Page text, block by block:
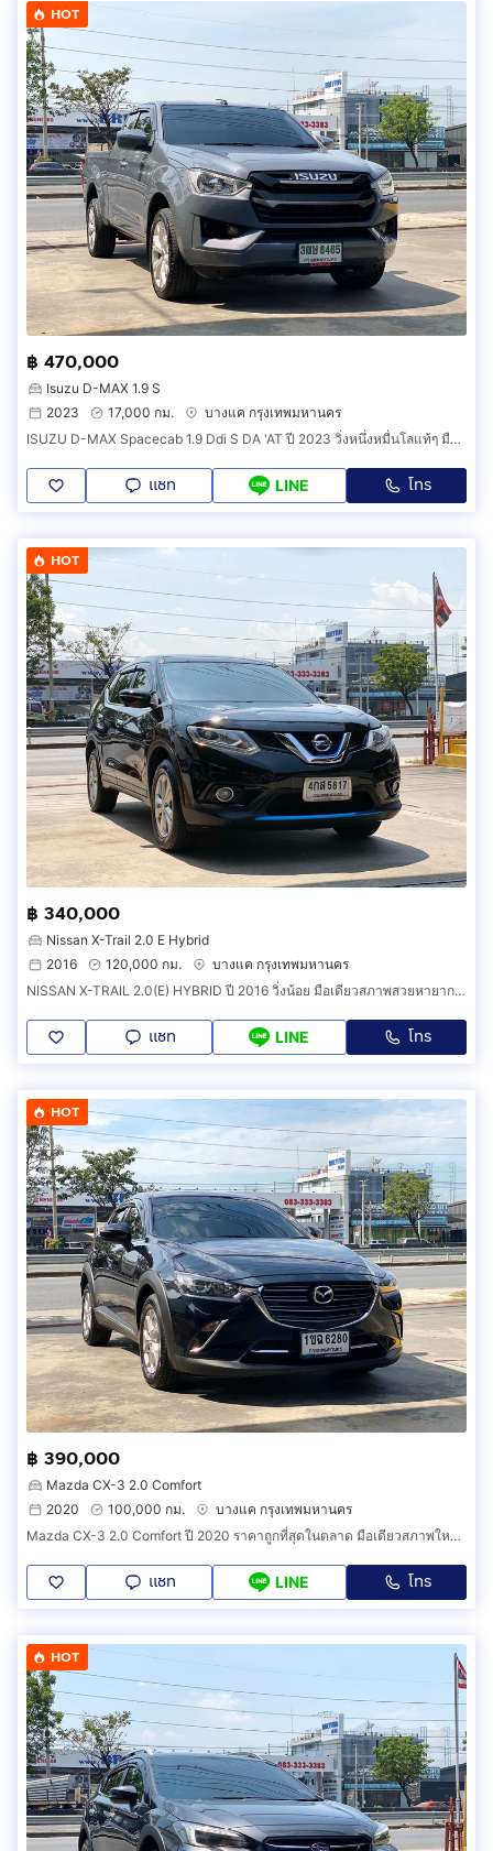
HOT
฿ 470,000
Isuzu D-MAX 1.9 S
2023
17,000 กม.
บางแค กรุงเทพมหานคร
ISUZU D-MAX Spacecab 1.9 Ddi S DA 'AT ปี 2023 วิ่งหนึ่งหมื่นโลแท้ๆ มือเดียวสภาพป้ายแดง ราคาถูก
แชท LINE โทร
HOT
฿ 340,000
Nissan X-Trail 2.0 E Hybrid
2016
120,000 กม.
บางแค กรุงเทพมหานคร
NISSAN X-TRAIL 2.0(E) HYBRID ปี 2016 วิ่งน้อย มือเดียวสภาพสวยหายาก ราคาถูก
แชท LINE โทร
HOT
฿ 390,000
Mazda CX-3 2.0 Comfort
2020
100,000 กม.
บางแค กรุงเทพมหานคร
Mazda CX-3 2.0 Comfort ปี 2020 ราคาถูกที่สุดในตลาด มือเดียวสภาพใหม่คล้ายป้ายแดง
แชท LINE โทร
HOT